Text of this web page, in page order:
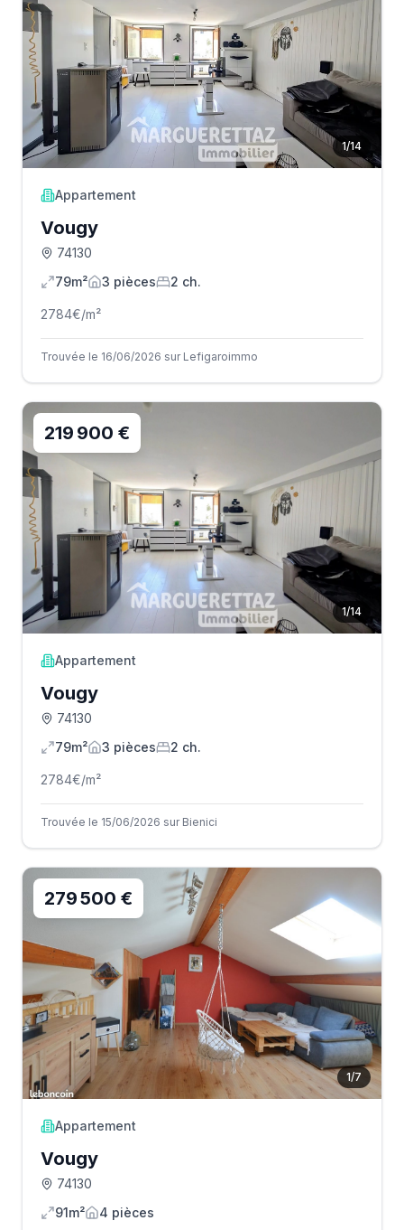
1/14
Appartement
Vougy
74130
79m²
3 pièces 2 ch.
2784€/m²
Trouvée le 16/06/2026 sur Lefigaroimmo
1/14
219 900 €
Appartement
Vougy
74130
79m²
3 pièces 2 ch.
2784€/m²
Trouvée le 15/06/2026 sur Bienici
1/7
279 500 €
Appartement
Vougy
74130
91m²
4 pièces